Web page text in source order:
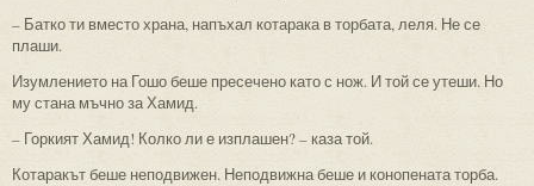
– Батко ти вместо храна, напъхал котарака в торбата, леля. Не се
плаши.
Изумлението на Гошо беше пресечено като с нож. И той се утеши. Но
му стана мъчно за Хамид.
– Горкият Хамид! Колко ли е изплашен? – каза той.
Котаракът беше неподвижен. Неподвижна беше и конопената торба.